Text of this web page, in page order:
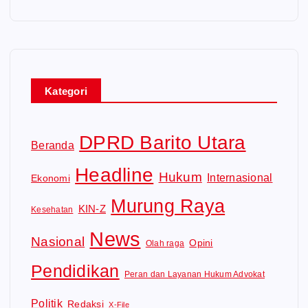
Kategori
Beranda DPRD Barito Utara
Ekonomi Headline Hukum Internasional
Kesehatan KIN-Z Murung Raya
Nasional News Olah raga Opini
Pendidikan Peran dan Layanan Hukum Advokat
Politik Redaksi X-File